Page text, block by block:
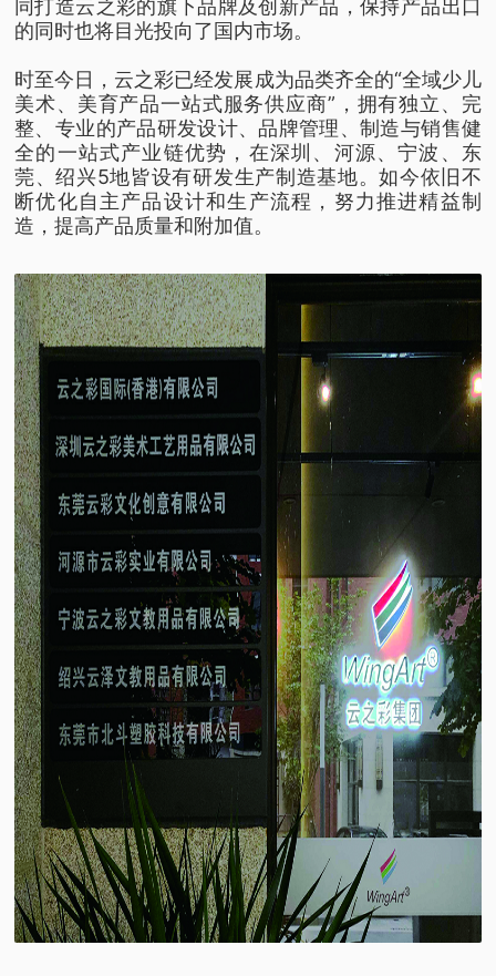
同打造云之彩的旗下品牌及创新产品，保持产品出口
的同时也将目光投向了国内市场。
时至今日，云之彩已经发展成为品类齐全的“全域少儿
美术、美育产品一站式服务供应商”，拥有独立、完
整、专业的产品研发设计、品牌管理、制造与销售健
全的一站式产业链优势，在深圳、河源、宁波、东
莞、绍兴5地皆设有研发生产制造基地。如今依旧不
断优化自主产品设计和生产流程，努力推进精益制
造，提高产品质量和附加值。